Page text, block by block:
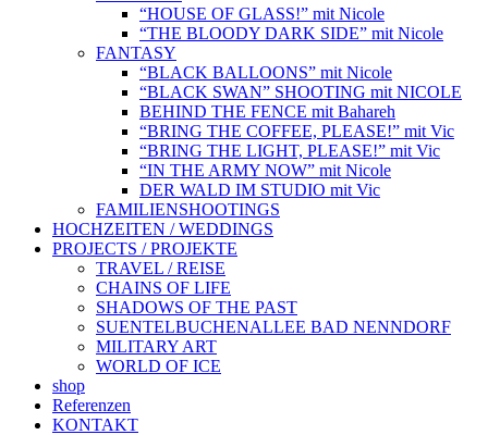
“HOUSE OF GLASS!” mit Nicole
“THE BLOODY DARK SIDE” mit Nicole
FANTASY
“BLACK BALLOONS” mit Nicole
“BLACK SWAN” SHOOTING mit NICOLE
BEHIND THE FENCE mit Bahareh
“BRING THE COFFEE, PLEASE!” mit Vic
“BRING THE LIGHT, PLEASE!” mit Vic
“IN THE ARMY NOW” mit Nicole
DER WALD IM STUDIO mit Vic
FAMILIENSHOOTINGS
HOCHZEITEN / WEDDINGS
PROJECTS / PROJEKTE
TRAVEL / REISE
CHAINS OF LIFE
SHADOWS OF THE PAST
SUENTELBUCHENALLEE BAD NENNDORF
MILITARY ART
WORLD OF ICE
shop
Referenzen
KONTAKT